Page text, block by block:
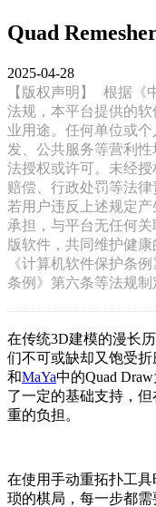
Quad
2025-04-28
【版权声明】
根据《
法规，本平台提供的
业用途。任何单位或
发、公共服务等营利
法授权或许可。未经
赔偿、行政处罚等法
若用户违反上述规定
承担，与平台无任何
版软件，共同维护健
《计算机软件保护条
条例》第六条等法规制
在传统3D建模的漫长历
们不可或缺却又饱受折磨
和MaYa中的Quad Draw
了一定的基础支持，
重的负担。
在使用手动重拓扑工具
琐的棋局，每一步都